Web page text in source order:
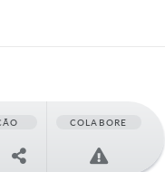
COLABORE